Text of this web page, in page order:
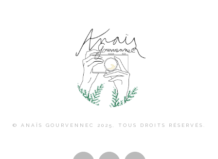
© ANAÏS GOURVENNEC 2025, TOUS DROITS RÉSERVÉS.